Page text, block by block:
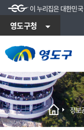
이 누리집은 대한민
영도구청
정보